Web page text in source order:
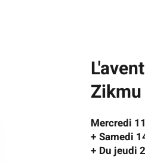
Zikmu
Mercredi
+ Samedi
+ Du jeudi